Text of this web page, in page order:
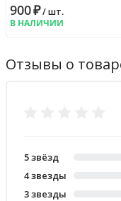
900₽/ шт.
В НАЛИЧИИ
Отзывы о
5 звёзд
4 звезды
3 звезды